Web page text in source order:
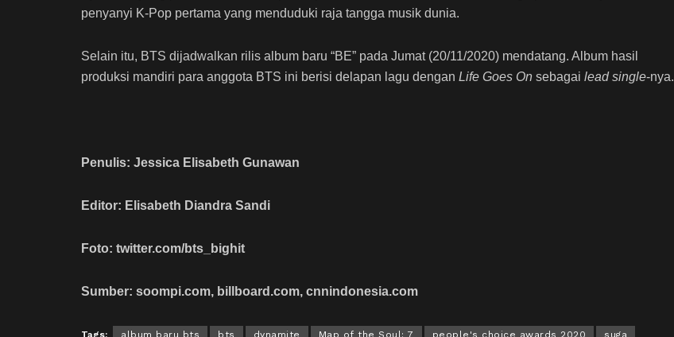
penyanyi K-Pop pertama yang menduduki raja tangga musik dunia.
Selain itu, BTS dijadwalkan rilis album baru “BE” pada Jumat (20/11/2020) mendatang. Album hasil
produksi mandiri para anggota BTS ini berisi delapan lagu dengan Life Goes On sebagai lead single-nya.
Penulis: Jessica Elisabeth Gunawan
Editor: Elisabeth Diandra Sandi
Foto: twitter.com/bts_bighit
Sumber: soompi.com, billboard.com, cnnindonesia.com
Tags: album baru bts bts dynamite Map of the Soul: 7 people's choice awards 2020 suga